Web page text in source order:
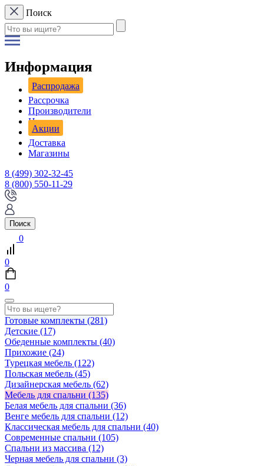
Поиск
Информация
Распродажа
Рассрочка
Производители
Новости
Акции
Доставка
Магазины
8 (499) 302-32-45
8 (800) 550-11-29
Поиск
0
0
0
Готовые комплекты (281)
Детские (17)
Обеденные комплекты (40)
Прихожие (24)
Турецкая мебель (122)
Польская мебель (45)
Дизайнерская мебель (62)
Мебель для спальни (135)
Белая мебель для спальни (36)
Венге мебель для спальни (12)
Классическая мебель для спальни (40)
Современные спальни (105)
Спальни из массива (12)
Черная мебель для спальни (3)